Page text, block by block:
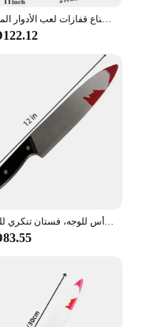
كسر سيئة تأثيري حلي فيلم جديد والت هالوين كوس الملابس الكبار نيسيي قناع قفازات لعب الأدوار الملحقات
أقنعة مايكل مايرز الرئيسية للهالوين للرجال من اللاتكس لعيد الميلاد، قناع وجه كامل باللون الرمادي والأبيض، غطاء رأس للوجه، فستان تنكري للحفلات